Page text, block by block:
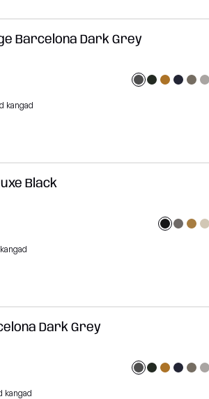
Barcelona Dark Grey
kangad
Black
Dark Grey
kangad